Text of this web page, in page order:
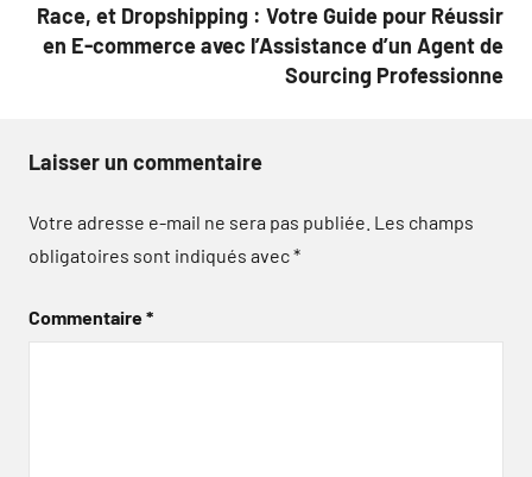
Race, et Dropshipping : Votre Guide pour Réussir
en E-commerce avec l’Assistance d’un Agent de
Sourcing Professionne
Laisser un commentaire
Votre adresse e-mail ne sera pas publiée. Les champs
obligatoires sont indiqués avec*
Commentaire*